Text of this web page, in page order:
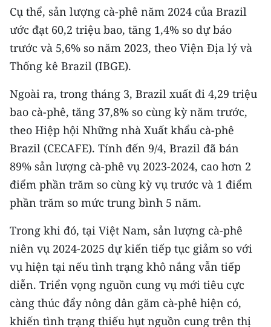
Trung du và miền núi phía Bắc
Đồng bằng sông Hồng
Bắc Trung Bộ
Duyên hải Nam Trung Bộ và Tây
Nguyên
Đông Nam Bộ
Đồng bằng sông Cửu Long
Chuyên trang Hà Nội
Chuyên trang TP. Hồ Chí Minh
CHUYÊN ĐỀ
CÁC CHUYÊN TRANG
VỀ BÁO NHÂN DÂN
Cụ thể, sản lượng cà-phê năm 2024 của Brazil
ước đạt 60,2 triệu bao, tăng 1,4% so dự báo
trước và 5,6% so năm 2023, theo Viện Địa lý và
Thống kê Brazil (IBGE).
Ngoài ra, trong tháng 3, Brazil xuất đi 4,29 triệu
bao cà-phê, tăng 37,8% so cùng kỳ năm trước,
theo Hiệp hội Những nhà Xuất khẩu cà-phê
Brazil (CECAFE). Tính đến 9/4, Brazil đã bán
89% sản lượng cà-phê vụ 2023-2024, cao hơn 2
điểm phần trăm so cùng kỳ vụ trước và 1 điểm
phần trăm so mức trung bình 5 năm.
Trong khi đó, tại Việt Nam, sản lượng cà-phê
niên vụ 2024-2025 dự kiến tiếp tục giảm so với
vụ hiện tại nếu tình trạng khô nắng vẫn tiếp
diễn. Triển vọng nguồn cung vụ mới tiêu cực
càng thúc đẩy nông dân găm cà-phê hiện có,
khiến tình trạng thiếu hụt nguồn cung trên thị